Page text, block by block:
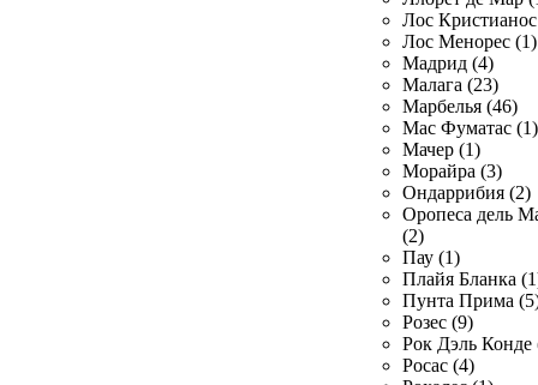
Лос
Лос Менорес (1)
Мадрид (4)
Малага (23)
Марбелья (46)
Мас Фуматас (1)
Мачер (1)
Морайра (3)
Ондаррибия (2)
Оропеса дель
(2)
Пау (1)
Плайя Бланка
Пунта Прима
Розес (9)
Рок Дэль Конде
Росас (4)